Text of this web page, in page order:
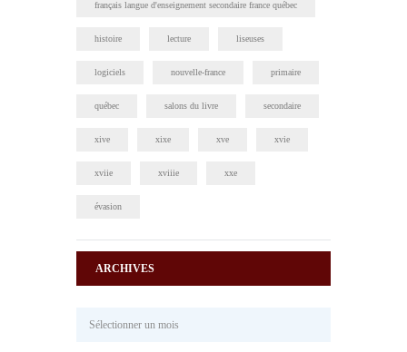
français langue d'enseignement secondaire france québec
histoire lecture liseuses
logiciels nouvelle-france primaire
québec salons du livre secondaire
xive xixe xve xvie
xviie xviiie xxe
évasion
ARCHIVES